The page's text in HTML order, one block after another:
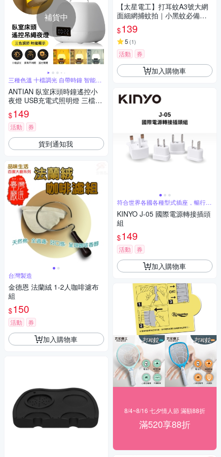
補貨中
三種色溫 十檔調光 自帶時鐘 智能遙
控
ANTIAN 臥室床頭時鐘遙控小
夜燈 USB充電式照明燈 三檔調
節 戶外露營手提氛圍燈 附遙控
器
$149
活動 券
貨到通知我
台灣製造
金德恩 法蘭絨 1-2人咖啡濾布
組
$150
活動 券
加入購物車
【太星電工】打耳蚊A3號大網
面細網捕蚊拍｜小黑蚊必備｜
電池式｜三層網面
$139
5 (1)
活動 券
加入購物車
符合世界各國各種型式插座，暢行世
界各國
KINYO J-05 國際電源轉接插頭
組
$149
活動 券
加入購物車
8/4~8/16 七夕情人節 滿額88折
滿520享88折